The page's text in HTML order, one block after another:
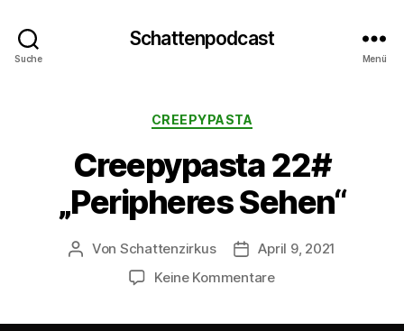
Suche
Schattenpodcast
Menü
Kategorien
CREEPYPASTA
Creepypasta 22#
„Peripheres Sehen“
Beitragsautor
Von Schattenzirkus Beitragsdatum
April 9, 2021
Keine Kommentarezu